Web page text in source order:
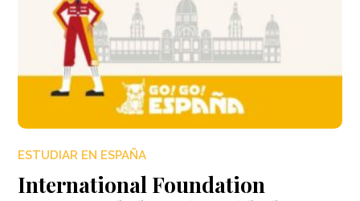
ESTUDIAR EN ESPAÑA
International Foundation